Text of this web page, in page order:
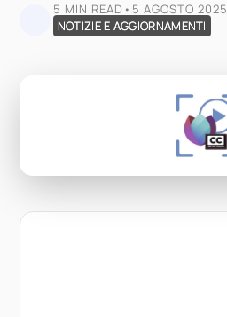
5 MIN READ • 5 AGOSTO 2025
NOTIZIE E AGGIORNAMENTI